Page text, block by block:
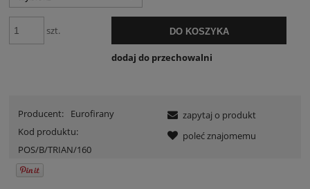
szt. DO KOSZYKA
dodaj do przechowalni
Producent:
Eurofirany
Kod produktu:
POS/B/TRIAN/160
zapytaj o produkt
poleć znajomemu